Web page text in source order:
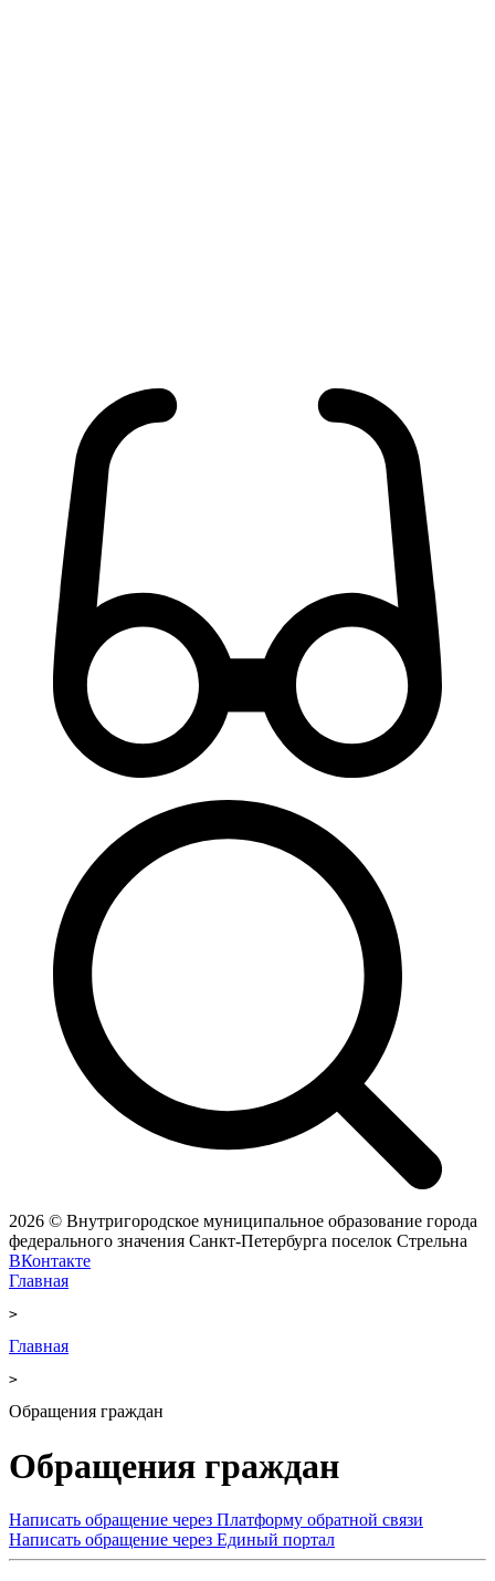
2026 © Внутригородское муниципальное образование города
федерального значения Санкт-Петербурга поселок Стрельна
ВКонтакте
Главная
>
Главная
>
Обращения граждан
Обращения граждан
Написать обращение через Платформу обратной связи
Написать обращение через Единый портал